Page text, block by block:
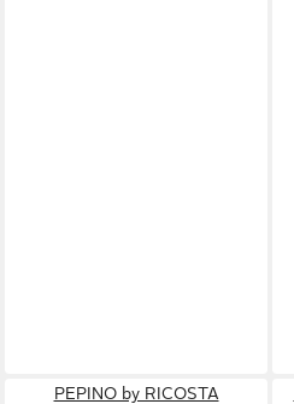
PEPINO by RICOSTA